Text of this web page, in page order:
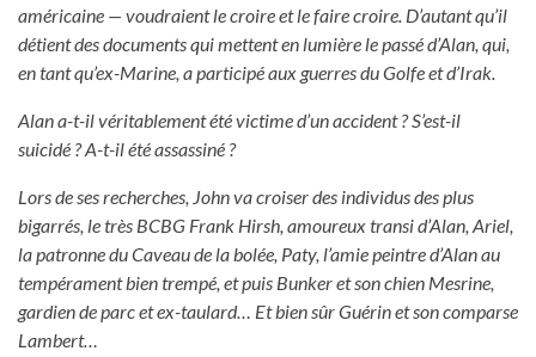
américaine — voudraient le croire et le faire croire. D’autant qu’il
détient des documents qui mettent en lumière le passé d’Alan, qui,
en tant qu’ex-Marine, a participé aux guerres du Golfe et d’Irak.
Alan a-t-il véritablement été victime d’un accident ? S’est-il
suicidé ? A-t-il été assassiné ?
Lors de ses recherches, John va croiser des individus des plus
bigarrés, le très BCBG Frank Hirsh, amoureux transi d’Alan, Ariel,
la patronne du Caveau de la bolée, Paty, l’amie peintre d’Alan au
tempérament bien trempé, et puis Bunker et son chien Mesrine,
gardien de parc et ex-taulard… Et bien sûr Guérin et son comparse
Lambert…